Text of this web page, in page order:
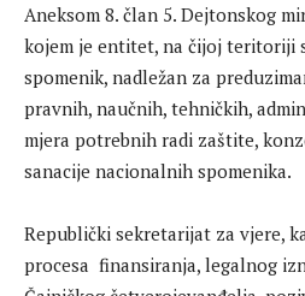
Aneksom 8. član 5. Dejtonskog
kojem je entitet, na čijoj teritoriji
spomenik, nadležan za
pravnih, naučnih, tehničkih,
mjera potrebnih radi zaštite,
sanacije nacionalnih spomenika.
Republički sekretarijat za vjere,
procesa finansiranja, legalnog